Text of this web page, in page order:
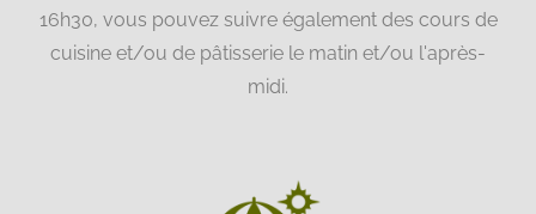
16h30, vous pouvez suivre également des cours de
cuisine et/ou de pâtisserie le matin et/ou l'après-
midi.